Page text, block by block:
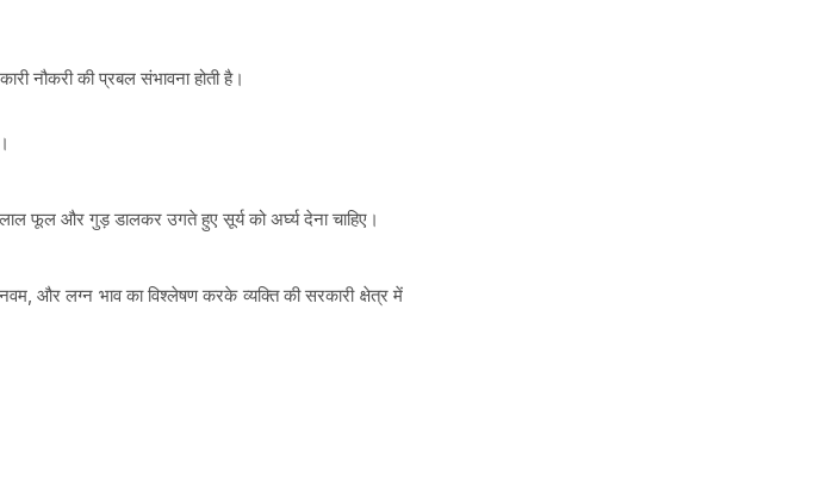
नौकरी की प्रबल संभावना होती है।
फूल और गुड़ डालकर उगते हुए सूर्य को अर्घ्य देना चाहिए।
और लग्न भाव का विश्लेषण करके व्यक्ति की सरकारी क्षेत्र में